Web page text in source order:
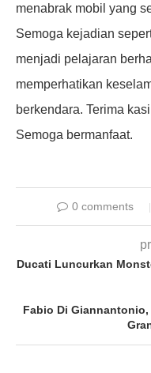
menabrak mobil yang
Semoga kejadian
menjadi pelajaran
memperhatikan
berkendara. Terima
Semoga bermanfaat.
0 comments
Ducati Luncurkan
Fabio Di